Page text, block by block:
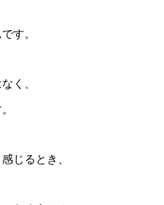
す。
く、
じるとき、